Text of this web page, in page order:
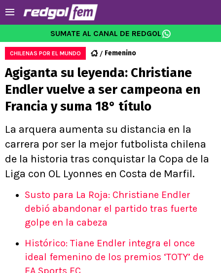
SUMATE AL CANAL DE REDGOL
CHILENAS POR EL MUNDO Femenino
Agiganta su leyenda: Christiane
Endler vuelve a ser campeona en
Francia y suma 18° título
La arquera aumenta su distancia en la
carrera por ser la mejor futbolista chilena
de la historia tras conquistar la Copa de la
Liga con OL Lyonnes en Costa de Marfil.
Susto para La Roja: Christiane Endler
debió abandonar el partido tras fuerte
golpe en la cabeza
Histórico: Tiane Endler integra el once
ideal femenino de los premios ‘TOTY’ de